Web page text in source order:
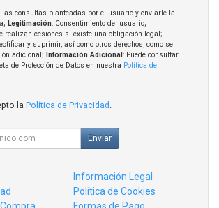
las consultas planteadas por el usuario y enviarle la
Legitimación: Consentimiento del usuario;
realizan cesiones si existe una obligación legal;
y suprimir, así como otros derechos, como se
adicional;
Información Adicional : Puede consultar
de Protección de Datos en nuestra Política de
la Política de Privacidad .
Enviar
Información Legal
Política de Cookies